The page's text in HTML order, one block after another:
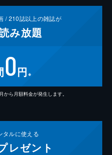
/210誌以上の雑誌が
み放題
0円 ※
ら月額料金が発生します。
タルに使える
レゼント